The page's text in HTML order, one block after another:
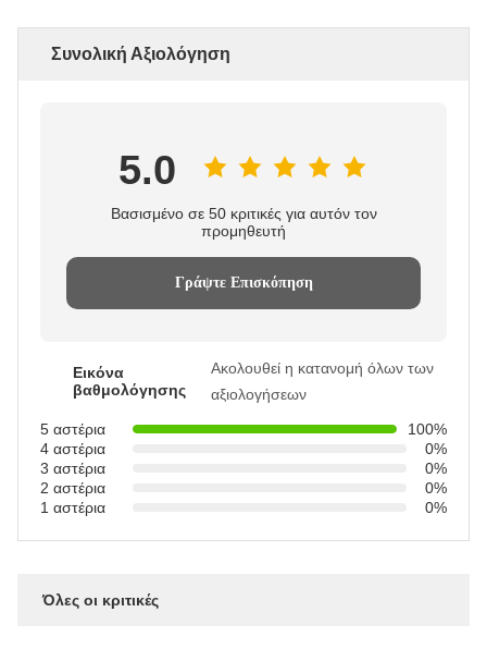
Συνολική Αξιολόγηση
5.0
Βασισμένο σε 50 κριτικές για αυτόν τον
προμηθευτή
Γράψτε Επισκόπηση
Εικόνα
βαθμολόγησης
Ακολουθεί η κατανομή όλων των
αξιολογήσεων
5 αστέρια
100%
4 αστέρια
0%
3 αστέρια
0%
2 αστέρια
0%
1 αστέρια
0%
Όλες οι κριτικές